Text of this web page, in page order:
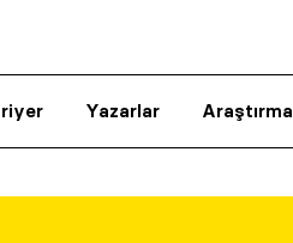
Yazarlar Araştırma